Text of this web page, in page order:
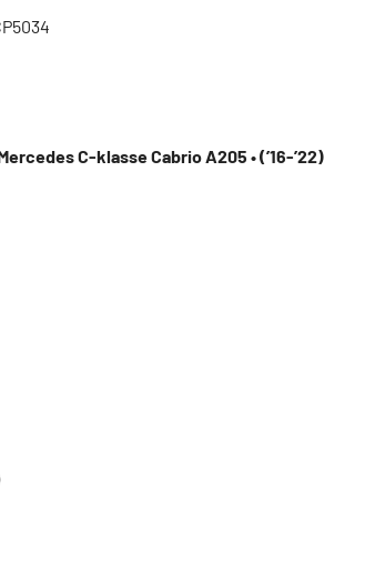
C-klasse Cabrio A205 • (’16-’22)